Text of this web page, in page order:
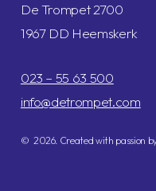
De Trompet 2700
1967 DD Heemskerk
023 – 55 63 500
info@detrompet.com
© 2026. Created with passion